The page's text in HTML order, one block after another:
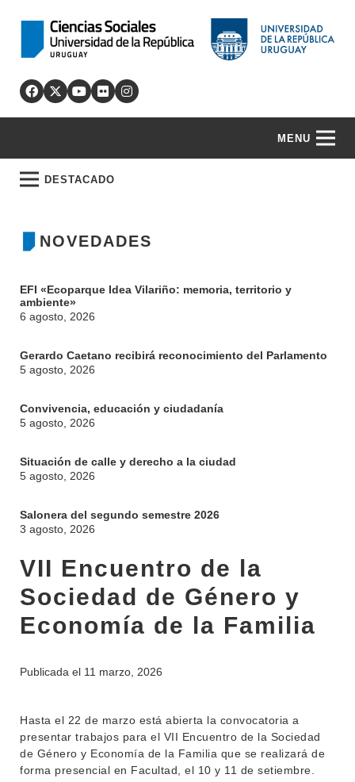
MENU
DESTACADO
NOVEDADES
EFI «Ecoparque Idea Vilariño: memoria, territorio y
ambiente»
6 agosto, 2026
Gerardo Caetano recibirá reconocimiento del Parlamento
5 agosto, 2026
Convivencia, educación y ciudadanía
5 agosto, 2026
Situación de calle y derecho a la ciudad
5 agosto, 2026
Salonera del segundo semestre 2026
3 agosto, 2026
VII Encuentro de la
Sociedad de Género y
Economía de la Familia
Publicada el 11 marzo, 2026
Hasta el 22 de marzo está abierta la convocatoria a
presentar trabajos para el VII Encuentro de la Sociedad
de Género y Economía de la Familia que se realizará de
forma presencial en Facultad, el 10 y 11 de setiembre.